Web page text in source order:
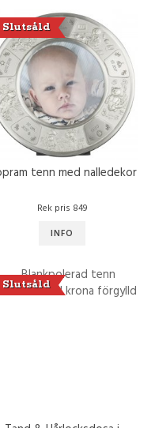
Slutsåld
tenn med nalledekor
Rek pris 849
INFO
Slutsåld